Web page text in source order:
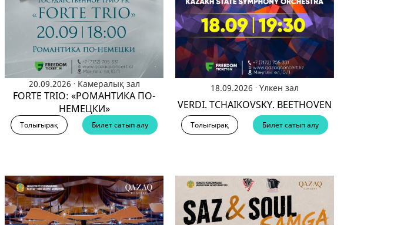
20.09.2026 . Камералық зал
FORTE TRIO: «РОМАНТИКА ПО-
НЕМЕЦКИ»
Толығырақ Билет сатып алу
18.09.2026 . Үлкен зал
VERDI. TCHAIKOVSKY. BEETHOVEN
Толығырақ Билет сатып алу